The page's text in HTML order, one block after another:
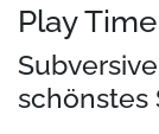
Play
schönstes